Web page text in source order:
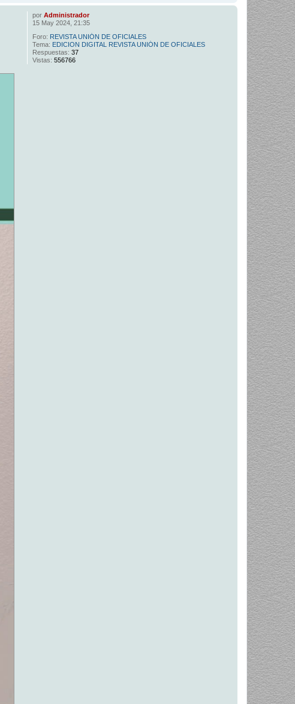
porAdministrador
15 May 2024, 21:35
Foro: REVISTA UNIÓN DE OFICIALES
Tema: EDICION DIGITAL REVISTA UNIÓN DE OFICIALES
Respuestas:37
Vistas:556766